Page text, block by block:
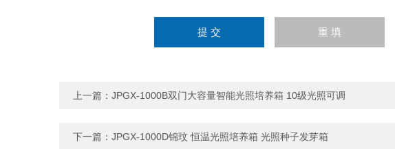
上一篇： JPGX-1000B双门大容量智能光照培养箱 10级光照可调
下一篇： JPGX-1000D锦玟 恒温光照培养箱 光照种子发芽箱